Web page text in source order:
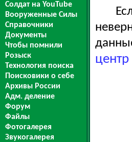
Солдат на YouTube
Вооруженные Силы
Справочники
Документы
Чтобы помнили
Розыск
Технология поиска
Поисковики о себе
Архивы России
Адм. деление
Форум
Файлы
Фотогалерея
Звукогалерея